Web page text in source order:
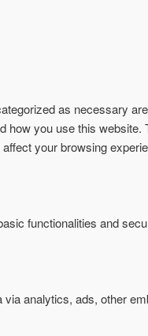
as necessary
how you use this
your browsing
functionalities and
analytics, ads, other